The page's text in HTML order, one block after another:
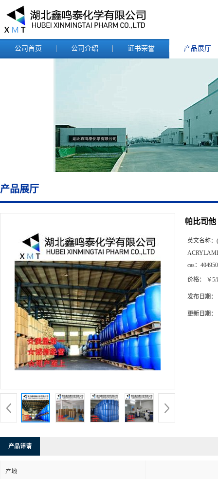
公司首页 公司介绍 证书荣誉 产品展厅
产品展厅
帕比司他
英文名称：
cas：
价格： ￥5/
发布日期：
更新日期：
产品详请
产地